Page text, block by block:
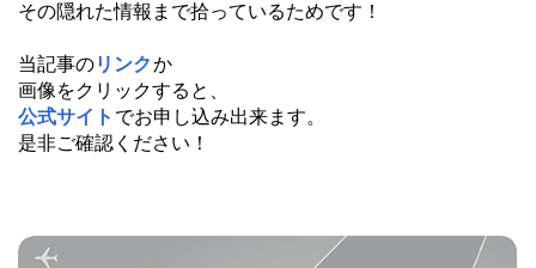
その隠れた情報まで拾っているためです！
当記事のリンクか
画像をクリックすると、
公式サイト でお申し込み出来ます。
是非ご確認ください！